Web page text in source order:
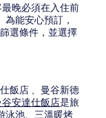
晚必須在入住前
能安心預訂，
選條件，並選擇
飯店 、曼谷新德
谷安達仕飯店是旅
泳池、三溫暖烤